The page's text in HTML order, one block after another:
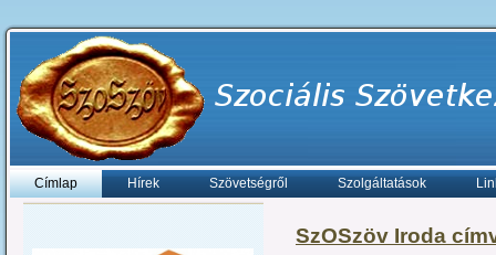
Címlap Hírek Szövetségről Szolgáltatások
SzOSzöv Iroda